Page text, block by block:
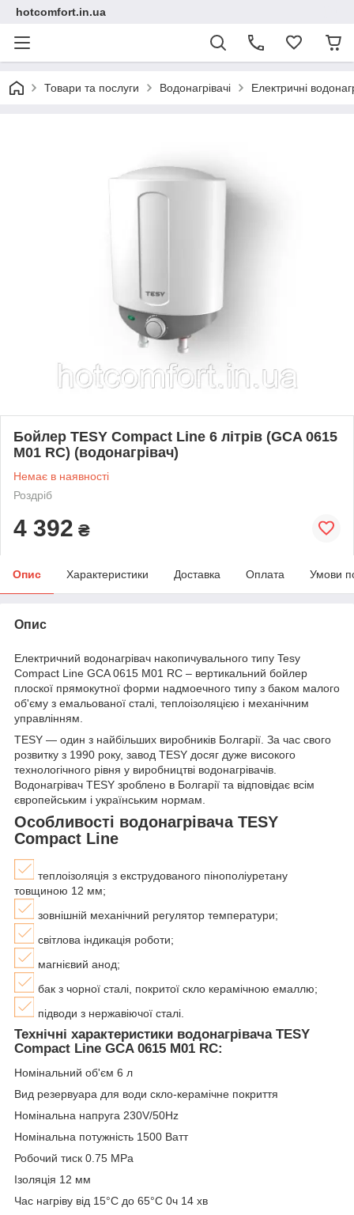
hotcomfort.in.ua
Товари та послуги Водонагрівачі Електричні
Бойлер TESY Compact Line 6 літрів (GCA 0615
M01 RC) (водонагрівач)
Немає в наявності
Роздріб
4 392 ₴
Опис Характеристики Доставка Оплата Умови
Опис
Електричний водонагрівач накопичувального типу Tesy
Compact Line GCA 0615 M01 RC – вертикальний бойлер
плоскої прямокутної форми надмоечного типу з баком малого
об'єму з емальованої сталі, теплоізоляцією і механічним
управлінням.
TESY — один з найбільших виробників Болгарії. За час свого
розвитку з 1990 року, завод TESY досяг дуже високого
технологічного рівня у виробництві водонагрівачів.
Водонагрівач TESY зроблено в Болгарії та відповідає всім
європейським і українським нормам.
Особливості водонагрівача TESY
Compact Line
теплоізоляція з екструдованого пінополіуретану
товщиною 12 мм;
зовнішній механічний регулятор температури;
світлова індикація роботи;
магнієвий анод;
бак з чорної сталі, покритої скло керамічною емаллю;
підводи з нержавіючої сталі.
Технічні характеристики водонагрівача TESY
Compact Line GCA 0615 M01 RC:
Номінальний об'єм 6 л
Вид резервуара для води скло-керамічне покриття
Номінальна напруга 230V/50Hz
Номінальна потужність 1500 Ватт
Робочий тиск 0.75 MPa
Ізоляція 12 мм
Час нагріву від 15°C до 65°C 0ч 14 хв